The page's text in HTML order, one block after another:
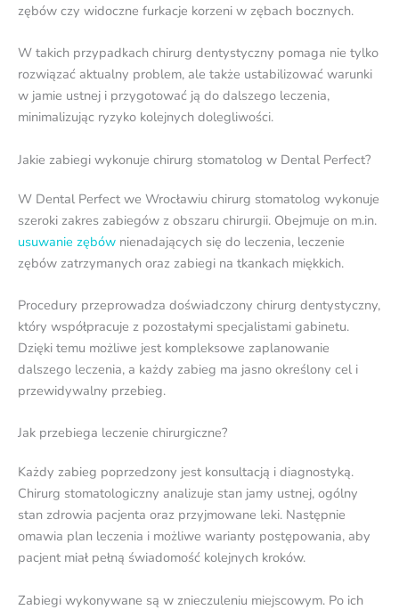
zębów czy widoczne furkacje korzeni w zębach bocznych.
W takich przypadkach chirurg dentystyczny pomaga nie tylko
rozwiązać aktualny problem, ale także ustabilizować warunki
w jamie ustnej i przygotować ją do dalszego leczenia,
minimalizując ryzyko kolejnych dolegliwości.
Jakie zabiegi wykonuje chirurg stomatolog w Dental Perfect?
W Dental Perfect we Wrocławiu chirurg stomatolog wykonuje
szeroki zakres zabiegów z obszaru chirurgii. Obejmuje on m.in.
usuwanie zębów nienadających się do leczenia, leczenie
zębów zatrzymanych oraz zabiegi na tkankach miękkich.
Procedury przeprowadza doświadczony chirurg dentystyczny,
który współpracuje z pozostałymi specjalistami gabinetu.
Dzięki temu możliwe jest kompleksowe zaplanowanie
dalszego leczenia, a każdy zabieg ma jasno określony cel i
przewidywalny przebieg.
Jak przebiega leczenie chirurgiczne?
Każdy zabieg poprzedzony jest konsultacją i diagnostyką.
Chirurg stomatologiczny analizuje stan jamy ustnej, ogólny
stan zdrowia pacjenta oraz przyjmowane leki. Następnie
omawia plan leczenia i możliwe warianty postępowania, aby
pacjent miał pełną świadomość kolejnych kroków.
Zabiegi wykonywane są w znieczuleniu miejscowym. Po ich